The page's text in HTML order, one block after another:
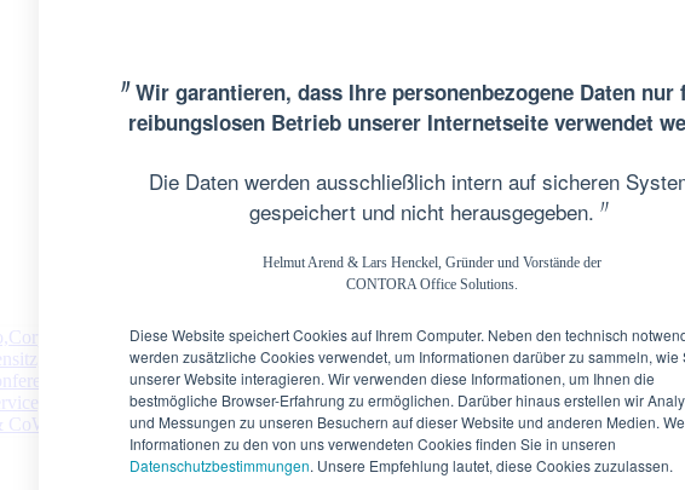
〃Wir garantieren, dass Ihre personenbezogene Daten nur
reibungslosen Betrieb unserer Internetseite verwendet
Die Daten werden ausschließlich intern auf sicheren
gespeichert und nicht herausgegeben. 〃
Helmut Arend & Lars Henckel, Gründer und Vorstände der
CONTORA Office Solutions.
Diese Website speichert Cookies auf Ihrem Computer. Neben den technisch
werden zusätzliche Cookies verwendet, um Informationen darüber zu sammeln, wie
unserer Website interagieren. Wir verwenden diese Informationen, um Ihnen die
bestmögliche Browser-Erfahrung zu ermöglichen. Darüber hinaus erstellen wir
und Messungen zu unseren Besuchern auf dieser Website und anderen Medien.
Informationen zu den von uns verwendeten Cookies finden Sie in unseren
Datenschutzbestimmungen. Unsere Empfehlung lautet, diese Cookies zuzulassen.
Office, Executive CoWorking
Kanzleisitz
Besprechungen, Seminare, Videomeetings, Kreativraum, Private Lounge
Concierge Service, HighSpeed mit Fallback